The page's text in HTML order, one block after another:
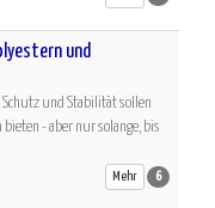
und
Schutz und Stabilität sollen
- aber nur solange, bis
Mehr 6